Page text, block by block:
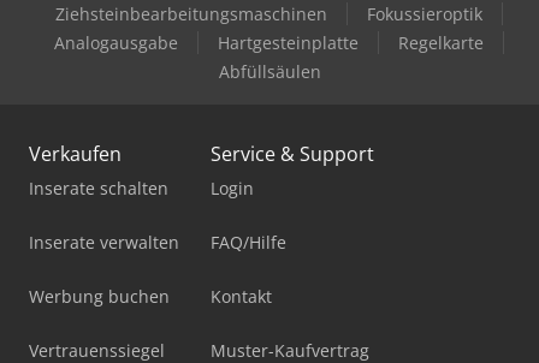
Ziehsteinbearbeitungsmaschinen
Fokussieroptik
Analogausgabe
Hartgesteinplatte
Regelkarte
Abfüllsäulen
Verkaufen
Inserate schalten
Inserate verwalten
Werbung buchen
Vertrauenssiegel
Service & Support
Login
FAQ/Hilfe
Kontakt
Muster-Kaufvertrag